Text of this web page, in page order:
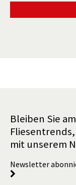
Bleiben Sie
mit unserem
Newsletter